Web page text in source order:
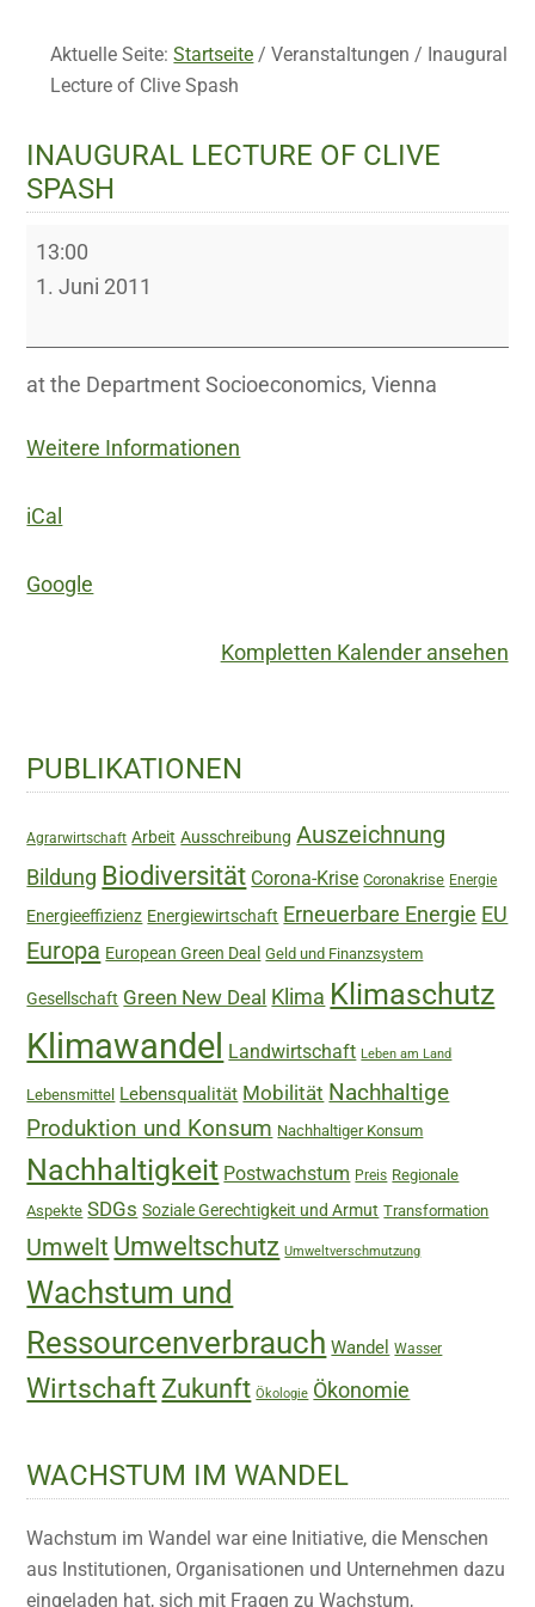
Aktuelle Seite:Startseite / Veranstaltungen/ Inaugural
Lecture of Clive Spash
INAUGURAL LECTURE OF CLIVE
SPASH
Inaugural
Lecture
Clive
Spash
13:00
1. Juni 2011
at the Department Socioeconomics, Vienna
Weitere Informationen
iCal
Google
Kompletten Kalender ansehen
Haupt-
Sidebar
PUBLIKATIONEN
Agrarwirtschaft Arbeit Ausschreibung Auszeichnung
Bildung Biodiversität Corona-Krise Coronakrise Energie
Energieeffizienz Energiewirtschaft Erneuerbare Energie EU
Europa European Green Deal Geld und Finanzsystem
Gesellschaft Green New Deal Klima Klimaschutz
Klimawandel Landwirtschaft Leben am Land
Lebensmittel Lebensqualität Mobilität Nachhaltige
Produktion und Konsum Nachhaltiger Konsum
Nachhaltigkeit Postwachstum Preis Regionale
Aspekte SDGs Soziale Gerechtigkeit und Armut Transformation
Umwelt Umweltschutz Umweltverschmutzung
Wachstum und
Ressourcenverbrauch Wandel Wasser
Wirtschaft Zukunft Ökologie Ökonomie
WACHSTUM IM WANDEL
Wachstum im Wandel war eine Initiative, die Menschen
aus Institutionen, Organisationen und Unternehmen dazu
eingeladen hat, sich mit Fragen zu Wachstum,